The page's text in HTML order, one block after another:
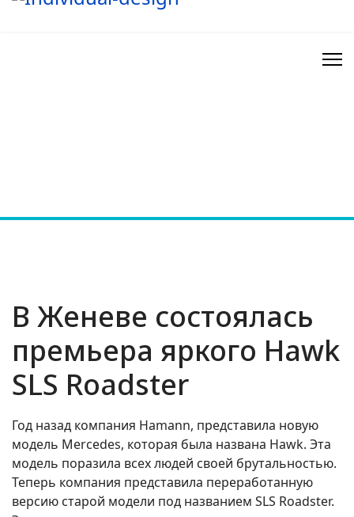
В Женеве состоялась
премьера яркого Hawk
SLS Roadster
Год назад компания Hamann, представила новую
модель Mercedes, которая была названа Hawk. Эта
модель поразила всех людей своей брутальностью.
Теперь компания представила переработанную
версию старой модели под названием SLS Roadster.